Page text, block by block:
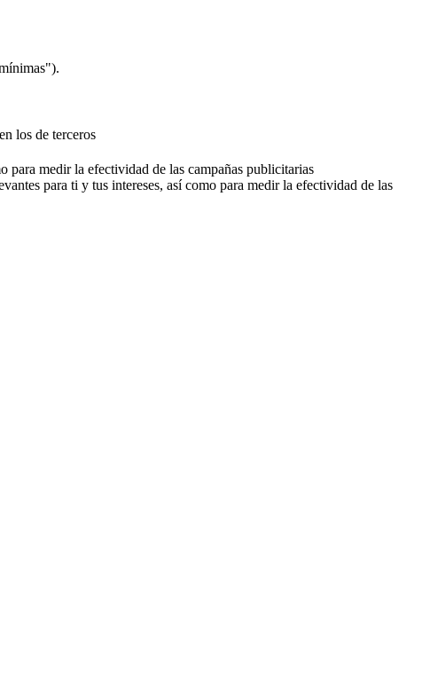
los de terceros
para medir la efectividad de las campañas publicitarias
para ti y tus intereses, así como para medir la efectividad de las